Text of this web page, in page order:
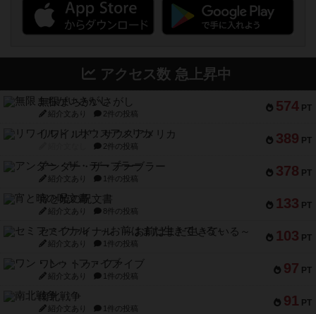
アクセス数 急上昇中
574 PT
無限まちがいさがし
紹介文あり 2件の投稿
389 PT
リワイルド：サウスアメリカ
2件の投稿
378 PT
アンダー・ザ・テーブラー
紹介文あり 1件の投稿
133 PT
宵と暁の呪文書
紹介文あり 8件の投稿
103 PT
セミファイナル ～お前はまだ生きている～
紹介文あり 1件の投稿
97 PT
ワン・トゥ・ファイブ
紹介文あり 1件の投稿
91 PT
南北戦争
紹介文あり 1件の投稿